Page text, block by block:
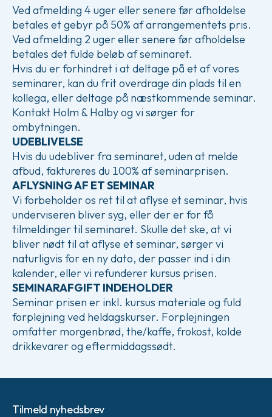
Ved afmelding 4 uger eller senere før afholdelse
betales et gebyr på 50% af arrangementets pris.
Ved afmelding 2 uger eller senere før afholdelse
betales det fulde beløb af seminaret.
Hvis du er forhindret i at deltage på et af vores
seminarer, kan du frit overdrage din plads til en
kollega, eller deltage på næstkommende seminar.
Kontakt Holm & Halby og vi sørger for
ombytningen.
UDEBLIVELSE
Hvis du udebliver fra seminaret, uden at melde
afbud, faktureres du 100% af seminarprisen.
AFLYSNING AF ET SEMINAR
Vi forbeholder os ret til at aflyse et seminar, hvis
underviseren bliver syg, eller der er for få
tilmeldinger til seminaret. Skulle det ske, at vi
bliver nødt til at aflyse et seminar, sørger vi
naturligvis for en ny dato, der passer ind i din
kalender, eller vi refunderer kursus prisen.
SEMINARAFGIFT INDEHOLDER
Seminar prisen er inkl. kursus materiale og fuld
forplejning ved heldagskurser. Forplejningen
omfatter morgenbrød, the/kaffe, frokost, kolde
drikkevarer og eftermiddagssødt.
Tilmeld nyhedsbrev